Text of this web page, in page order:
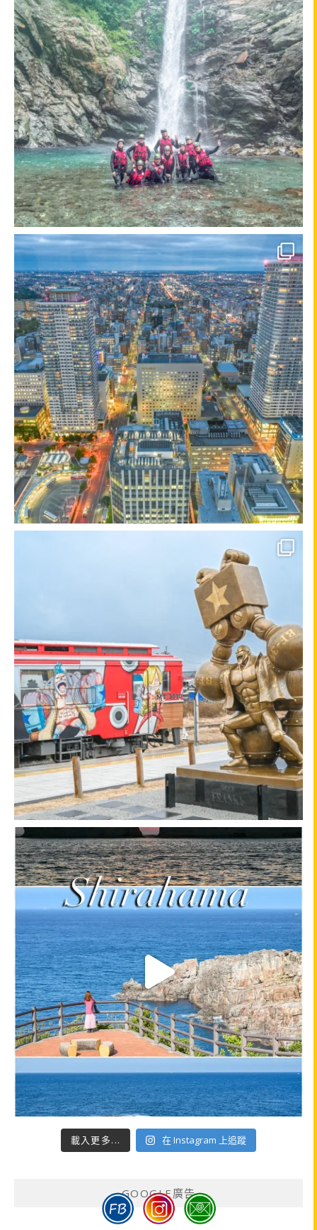
載入更多... 在 Instagram 上追蹤
GOOGLE廣告